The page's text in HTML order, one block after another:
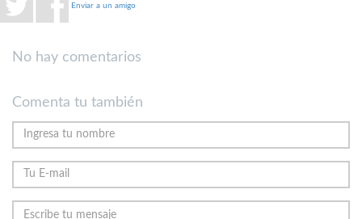
Enviar a un amigo
No hay comentarios
Comenta tu también